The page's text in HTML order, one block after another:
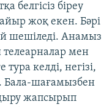
белгісіз біреу
жоқ екен. Бәрі
шешіледі. Анамыз
мен
тура келді, негізі,
Бала-шағамызбен
жапсырып